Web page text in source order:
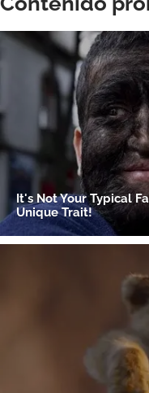
Gracias por